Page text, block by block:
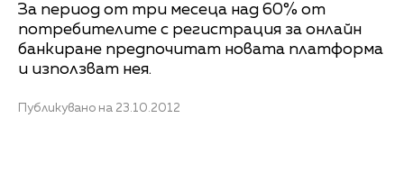
За период от три месеца над 60% от
потребителите с регистрация за онлайн
банкиране предпочитат новата платформа
и използват нея.
Публикувано на 23.10.2012